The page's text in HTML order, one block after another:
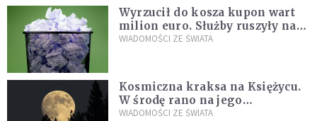
Wyrzucił do kosza kupon wart
milion euro. Służby ruszyły na
poszukiwania
WIADOMOŚCI ZE ŚWIATA
Kosmiczna kraksa na Księżycu.
W środę rano na jego
powierzchni dojdzie do
WIADOMOŚCI ZE ŚWIATA